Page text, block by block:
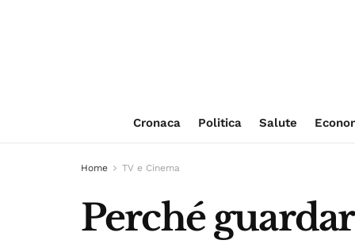
Cronaca Politica Salute
Home TV e Cinema
Perché